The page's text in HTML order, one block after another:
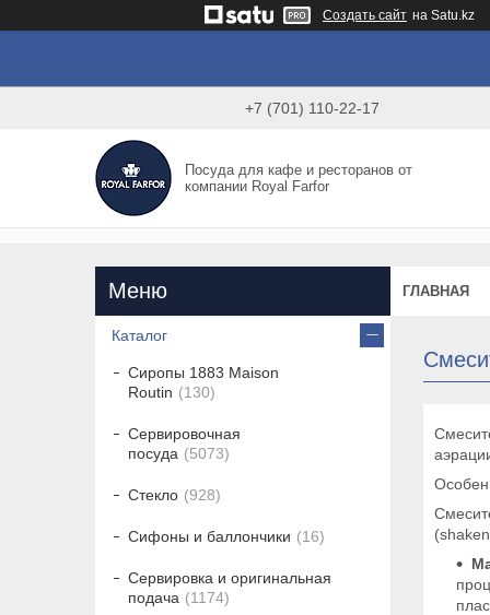
Создать сайт на Satu.kz
+7 (701) 110-22-17
Посуда для кафе и ресторанов от
компании Royal Farfor
ГЛАВНАЯ
Каталог
Сиропы 1883 Maison
Routin
130
Сервировочная
посуда
5073
Стекло 928
Сифоны и баллончики 16
Сервировка и оригинальная
подача
1174